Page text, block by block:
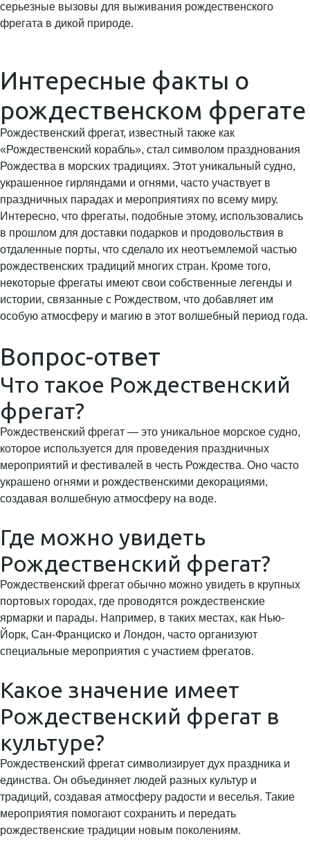
серьезные вызовы для выживания рождественского
фрегата в дикой природе.
Интересные факты о
рождественском фрегате
Рождественский фрегат, известный также как
«Рождественский корабль», стал символом празднования
Рождества в морских традициях. Этот уникальный судно,
украшенное гирляндами и огнями, часто участвует в
праздничных парадах и мероприятиях по всему миру.
Интересно, что фрегаты, подобные этому, использовались
в прошлом для доставки подарков и продовольствия в
отдаленные порты, что сделало их неотъемлемой частью
рождественских традиций многих стран. Кроме того,
некоторые фрегаты имеют свои собственные легенды и
истории, связанные с Рождеством, что добавляет им
особую атмосферу и магию в этот волшебный период года.
Вопрос-ответ
Что такое Рождественский
фрегат?
Рождественский фрегат — это уникальное морское судно,
которое используется для проведения праздничных
мероприятий и фестивалей в честь Рождества. Оно часто
украшено огнями и рождественскими декорациями,
создавая волшебную атмосферу на воде.
Где можно увидеть
Рождественский фрегат?
Рождественский фрегат обычно можно увидеть в крупных
портовых городах, где проводятся рождественские
ярмарки и парады. Например, в таких местах, как Нью-
Йорк, Сан-Франциско и Лондон, часто организуют
специальные мероприятия с участием фрегатов.
Какое значение имеет
Рождественский фрегат в
культуре?
Рождественский фрегат символизирует дух праздника и
единства. Он объединяет людей разных культур и
традиций, создавая атмосферу радости и веселья. Такие
мероприятия помогают сохранить и передать
рождественские традиции новым поколениям.